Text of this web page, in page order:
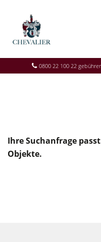
0800 22 100 22
Ihre Suchanfrage
Objekte.